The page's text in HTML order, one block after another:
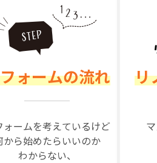
ォームの流れ
ォームを考えているけど
から始めたらいいのか
わからない、
リ